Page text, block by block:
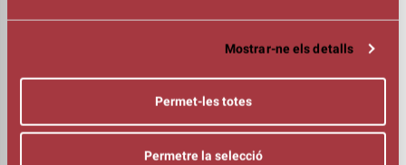
Mostrar-ne els detalls
Permet-les totes
Permetre la selecció
Jordi Gener
Teti Canal